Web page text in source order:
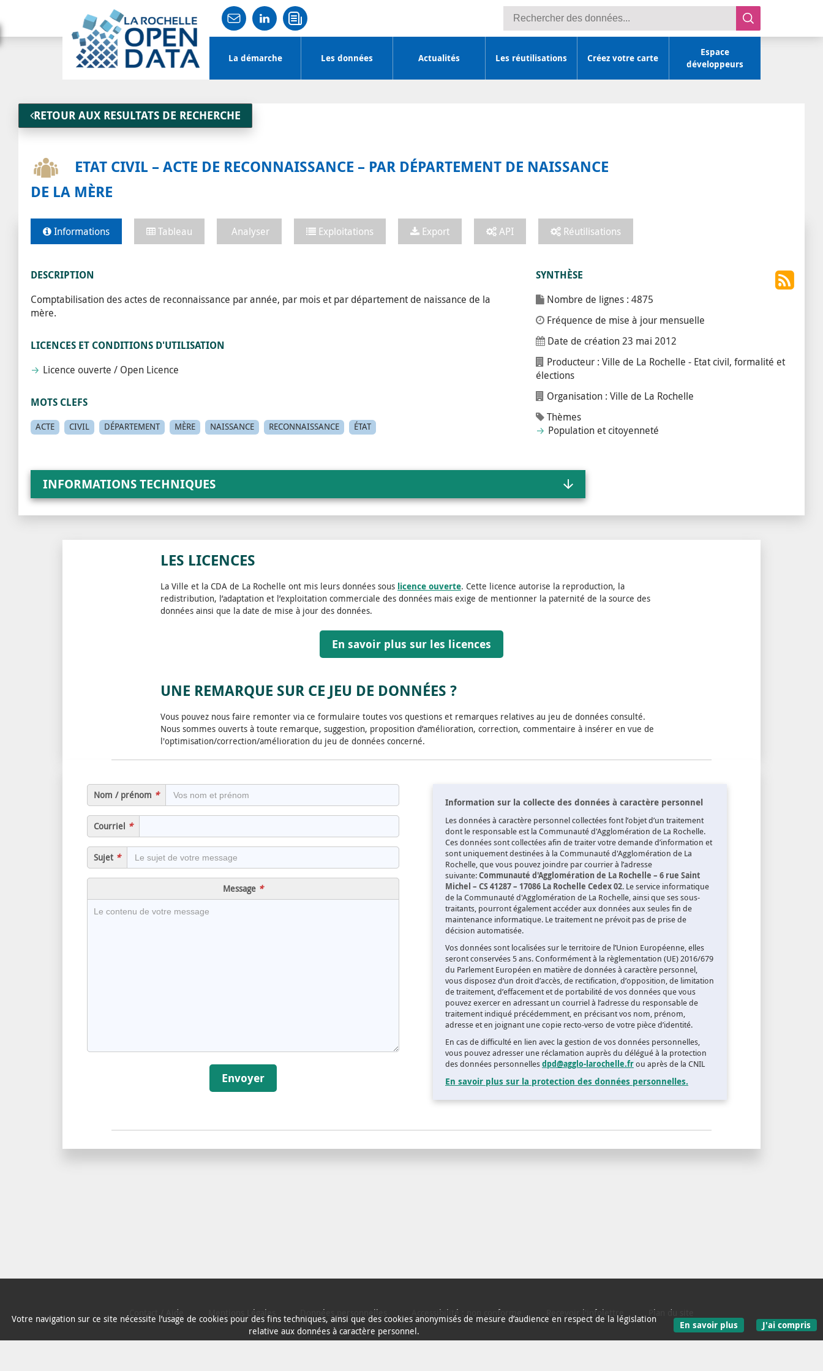
Rechercher des données
Main
navigation
La démarche Les données Actualités Les réutilisations Créez votre carte
Espace
développeurs
account
menu
RETOUR AUX RESULTATS DE RECHERCHE
ETAT CIVIL – ACTE DE RECONNAISSANCE – PAR DÉPARTEMENT DE NAISSANCE
DE LA MÈRE
Informations Tableau Analyser Exploitations Export API Réutilisations
DESCRIPTION
Comptabilisation des actes de reconnaissance par année, par mois et par département de naissance de la
mère.
LICENCES ET CONDITIONS D'UTILISATION
Licence ouverte / Open Licence
MOTS CLEFS
ACTE CIVIL DÉPARTEMENT MÈRE NAISSANCE RECONNAISSANCE ÉTAT
SYNTHÈSE
Nombre de lignes : 4875
Fréquence de mise à jour mensuelle
Date de création23 mai 2012
Producteur : Ville de La Rochelle - Etat civil, formalité et
élections
Organisation : Ville de La Rochelle
Thèmes
Population et citoyenneté
INFORMATIONS TECHNIQUES
LES LICENCES
La Ville et la CDA de La Rochelle ont mis leurs données sous licence ouverte. Cette licence autorise la reproduction, la
redistribution, l’adaptation et l’exploitation commerciale des données mais exige de mentionner la paternité de la source des
données ainsi que la date de mise à jour des données.
En savoir plus sur les licences
UNE REMARQUE SUR CE JEU DE DONNÉES ?
Vous pouvez nous faire remonter via ce formulaire toutes vos questions et remarques relatives au jeu de données consulté.
Nous sommes ouverts à toute remarque, suggestion, proposition d’amélioration, correction, commentaire à insérer en vue de
l'optimisation/correction/amélioration du jeu de données concerné.
Nom / prénom
Message
Envoyer
Information sur la collecte des données à caractère personnel
Les données à caractère personnel collectées font l’objet d’un traitement
dont le responsable est la Communauté d'Agglomération de La Rochelle.
Ces données sont collectées afin de traiter votre demande d’information et
sont uniquement destinées à la Communauté d'Agglomération de La
Rochelle, que vous pouvez joindre par courrier à l’adresse
suivante:Communauté d'Agglomération de La Rochelle – 6 rue Saint
Michel – CS 41287 – 17086 La Rochelle Cedex 02. Le service informatique
de la Communauté d'Agglomération de La Rochelle, ainsi que ses sous-
traitants, pourront également accéder aux données aux seules fin de
maintenance informatique. Le traitement ne prévoit pas de prise de
décision automatisée.
Vos données sont localisées sur le territoire de l’Union Européenne, elles
seront conservées 5 ans. Conformément à la règlementation (UE) 2016/679
du Parlement Européen en matière de données à caractère personnel,
vous disposez d’un droit d’accès, de rectification, d’opposition, de limitation
de traitement, d’effacement et de portabilité de vos données que vous
pouvez exercer en adressant un courriel à l’adresse du responsable de
traitement indiqué précédemment, en précisant vos nom, prénom,
adresse et en joignant une copie recto-verso de votre pièce d’identité.
En cas de difficulté en lien avec la gestion de vos données personnelles,
vous pouvez adresser une réclamation auprès du délégué à la protection
des données personnellesdpd@agglo-larochelle.frou après de la CNIL
En savoir plus sur la protection des données personnelles.
Contact / Aide Mentions Légales Données personnelles Accessibilité : non conforme Recevoir l'infolettre Plan du site
Votre navigation sur ce site nécessite l’usage de cookies pour des fins techniques, ainsi que des cookies anonymisés de mesure d’audience en respect de la législation
relative aux données à caractère personnel.
En savoir plus J'ai compris